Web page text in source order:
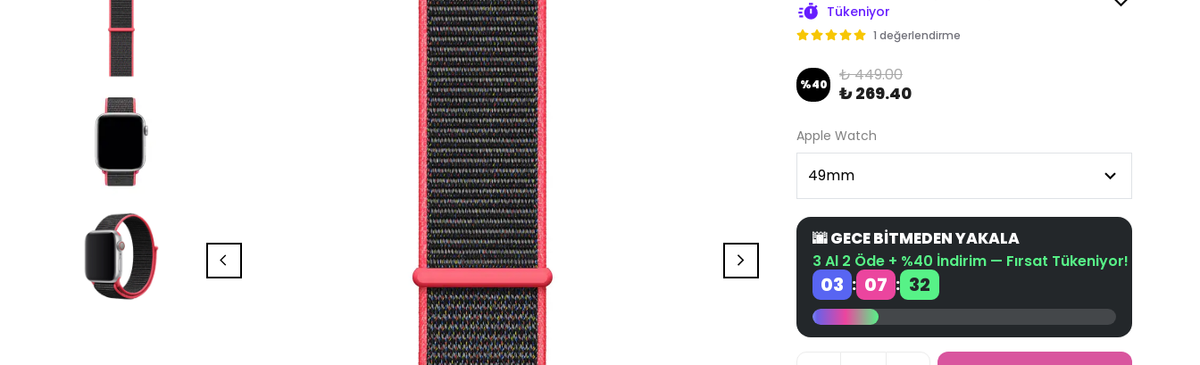
Tükeniyor
1 değerlendirme
%40 ₺ 449.00
₺ 269.40
Apple Watch
🌆 GECE BİTMEDEN YAKALA
3 Al 2 Öde + %40 İndirim — Fırsat Tükeniyor!
03 : 07 : 32